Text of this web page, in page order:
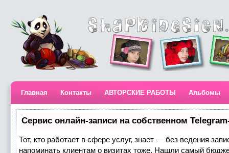
Главная Контакты АВТОРСКИЕ РАБОТЫ Альбомы
Сервис онлайн-записи на собственном
Тот, кто работает в сфере услуг, знает — без ведения
напоминать клиентам о визитах тоже. Нашли самый